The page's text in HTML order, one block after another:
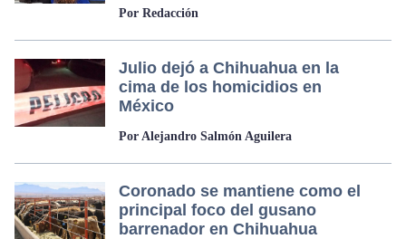
Por Redacción
Julio dejó a Chihuahua en la
cima de los homicidios en
México
Por Alejandro Salmón Aguilera
Coronado se mantiene como el
principal foco del gusano
barrenador en Chihuahua